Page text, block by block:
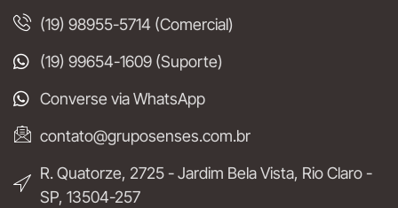
(19) 98955-5714 (Comercial)
(19) 99654-1609 (Suporte)
Converse via WhatsApp
contato@gruposenses.com.br
R. Quatorze, 2725 - Jardim Bela Vista, Rio Claro -
SP, 13504-257